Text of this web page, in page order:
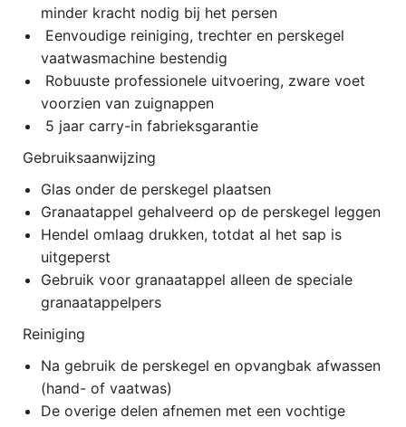
minder kracht nodig bij het persen
Eenvoudige reiniging, trechter en perskegel
vaatwasmachine bestendig
Robuuste professionele uitvoering, zware voet
voorzien van zuignappen
5 jaar carry-in fabrieksgarantie
Gebruiksaanwijzing
Glas onder de perskegel plaatsen
Granaatappel gehalveerd op de perskegel leggen
Hendel omlaag drukken, totdat al het sap is
uitgeperst
Gebruik voor granaatappel alleen de speciale
granaatappelpers
Reiniging
Na gebruik de perskegel en opvangbak afwassen
(hand- of vaatwas)
De overige delen afnemen met een vochtige